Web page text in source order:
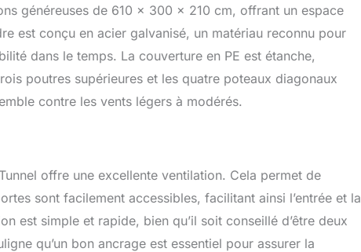
parfaitement au cadre, ce qui améliore la chaleur et la
Accessoires Inclus : La serre à cerceaux est facile à
4 cordes, des piquets et des cordes de haubanage
de stabilité et de solidité. Remarque : ne serrez pas les vis
ne soit confirmée. Un Abri Chaleureux pour les Plantes
3 x 2,1 m est la meilleure solution pour cultiver des légumes,
généreuses de 610 x 300 x 210 cm, offrant un espace
est conçu en acier galvanisé, un matériau reconnu pour
dans le temps. La couverture en PE est étanche,
poutres supérieures et les quatre poteaux diagonaux
contre les vents légers à modérés.
offre une excellente ventilation. Cela permet de
sont facilement accessibles, facilitant ainsi l’entrée et la
est simple et rapide, bien qu’il soit conseillé d’être deux
qu’un bon ancrage est essentiel pour assurer la